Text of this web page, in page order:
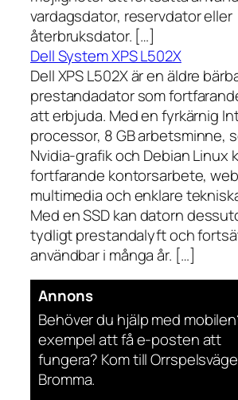
vardagsdator, reservdator eller
återbruksdator. […]
Dell System XPS L502X
Dell XPS L502X är en äldre
prestandadator som
att erbjuda. Med en fyrkärnig
processor, 8 GB arbetsminne,
Nvidia-grafik och Debian Linux
fortfarande kontorsarbete,
multimedia och enklare
Med en SSD kan datorn
tydligt prestandalyft och
användbar i många år. […]
Annons
Behöver du hjälp med
exempel att få e-posten att
fungera? Kom till
Bromma.